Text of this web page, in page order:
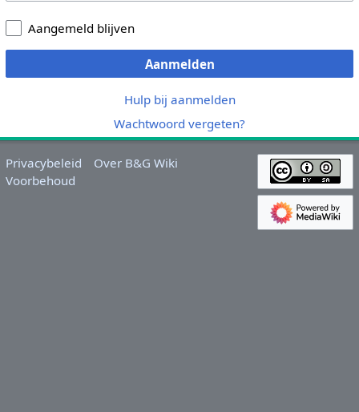
Aangemeld blijven
Aanmelden
Hulp bij aanmelden
Wachtwoord vergeten?
Privacybeleid
Over B&G Wiki
Voorbehoud